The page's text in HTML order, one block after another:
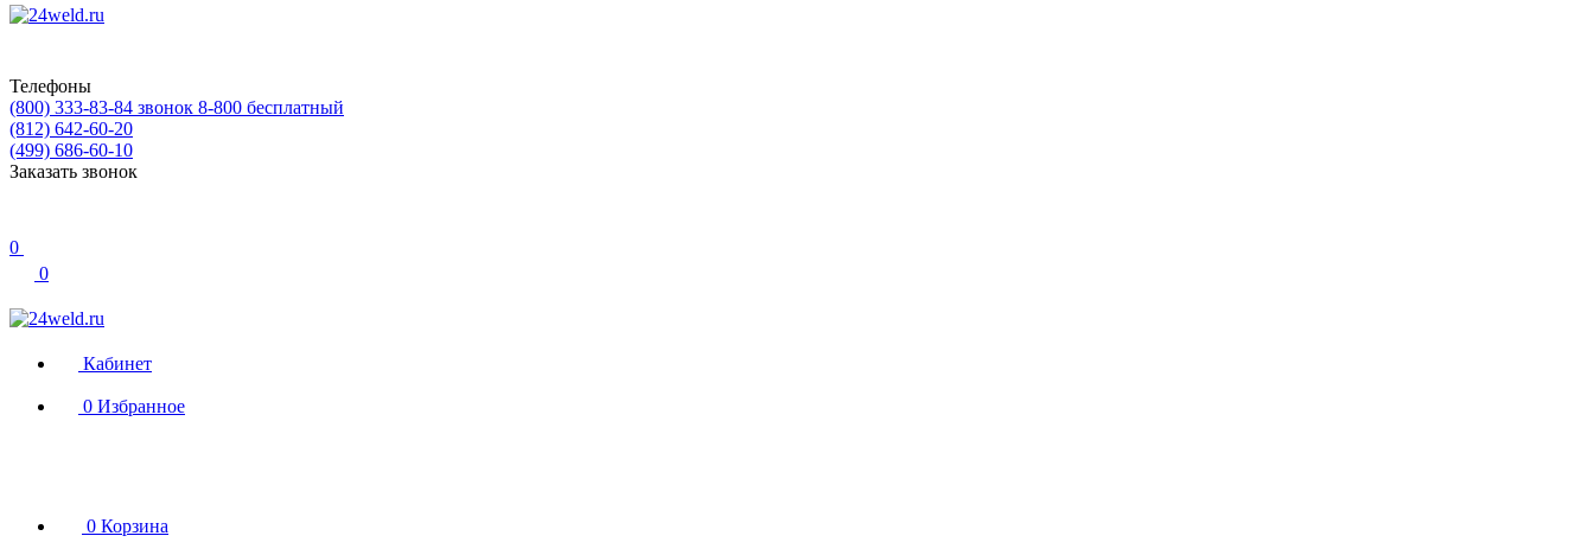
Телефоны
(800) 333-83-84 звонок 8-800 бесплатный
(812) 642-60-20
(499) 686-60-10
Заказать звонок
0
0
Кабинет
0 Избранное
0 Корзина